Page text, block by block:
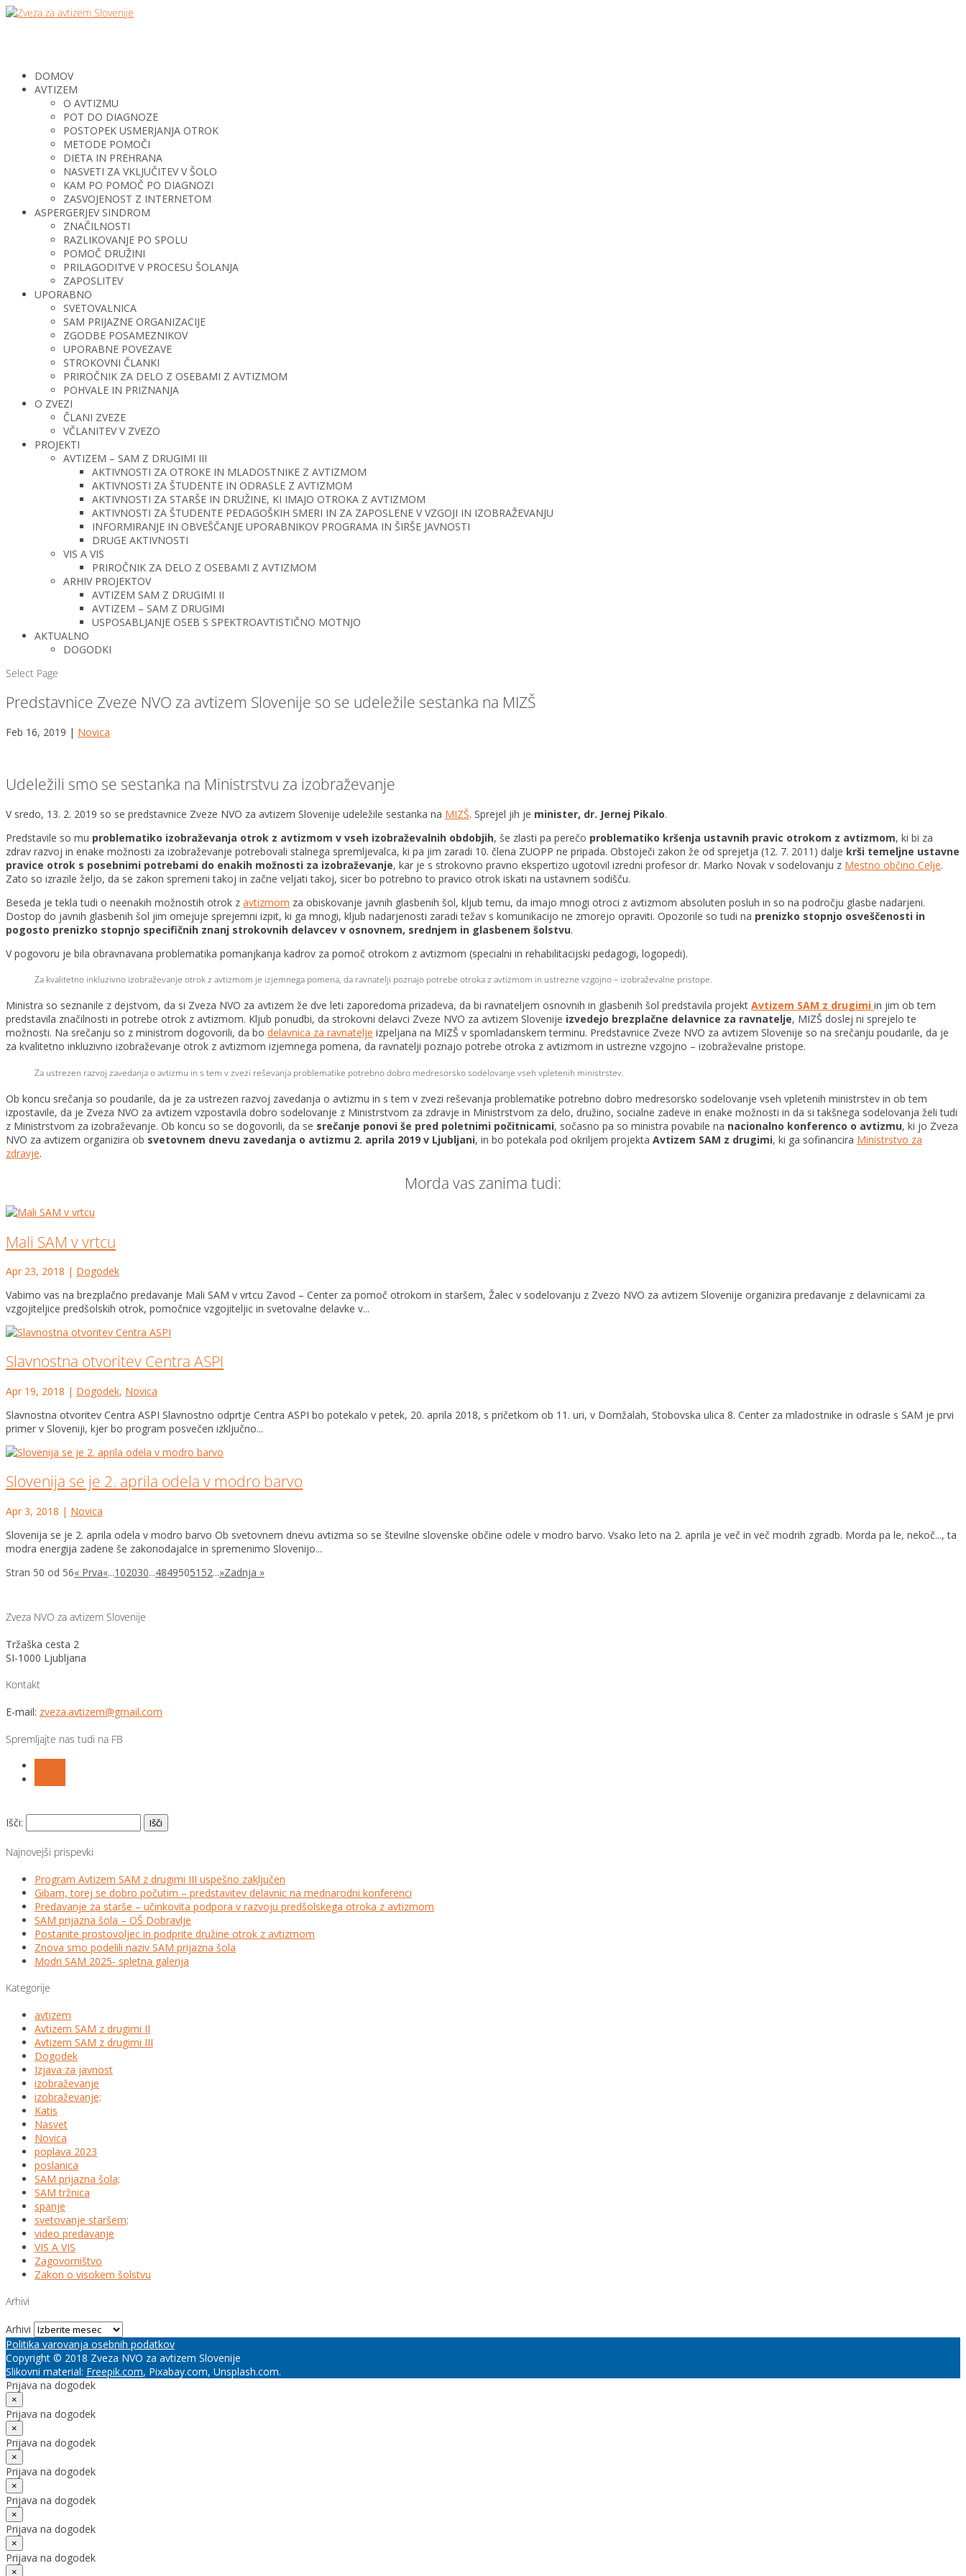
DOMOV
AVTIZEM
O AVTIZMU
POT DO DIAGNOZE
POSTOPEK USMERJANJA OTROK
METODE POMOČI
DIETA IN PREHRANA
NASVETI ZA VKLJUČITEV V ŠOLO
KAM PO POMOČ PO DIAGNOZI
ZASVOJENOST Z INTERNETOM
ASPERGERJEV SINDROM
ZNAČILNOSTI
RAZLIKOVANJE PO SPOLU
POMOČ DRUŽINI
PRILAGODITVE V PROCESU ŠOLANJA
ZAPOSLITEV
UPORABNO
SVETOVALNICA
SAM PRIJAZNE ORGANIZACIJE
ZGODBE POSAMEZNIKOV
UPORABNE POVEZAVE
STROKOVNI ČLANKI
PRIROČNIK ZA DELO Z OSEBAMI Z AVTIZMOM
POHVALE IN PRIZNANJA
O ZVEZI
ČLANI ZVEZE
VČLANITEV V ZVEZO
PROJEKTI
AVTIZEM – SAM Z DRUGIMI III
AKTIVNOSTI ZA OTROKE IN MLADOSTNIKE Z AVTIZMOM
AKTIVNOSTI ZA ŠTUDENTE IN ODRASLE Z AVTIZMOM
AKTIVNOSTI ZA STARŠE IN DRUŽINE, KI IMAJO OTROKA Z AVTIZMOM
AKTIVNOSTI ZA ŠTUDENTE PEDAGOŠKIH SMERI IN ZA ZAPOSLENE V VZGOJI IN IZOBRAŽEVANJU
INFORMIRANJE IN OBVEŠČANJE UPORABNIKOV PROGRAMA IN ŠIRŠE JAVNOSTI
DRUGE AKTIVNOSTI
VIS A VIS
PRIROČNIK ZA DELO Z OSEBAMI Z AVTIZMOM
ARHIV PROJEKTOV
AVTIZEM SAM Z DRUGIMI II
AVTIZEM – SAM Z DRUGIMI
USPOSABLJANJE OSEB S SPEKTROAVTISTIČNO MOTNJO
AKTUALNO
DOGODKI
Select Page
Predstavnice Zveze NVO za avtizem Slovenije so se udeležile sestanka na MIZŠ
Feb 16, 2019 | Novica
Udeležili smo se sestanka na Ministrstvu za izobraževanje
V sredo, 13. 2. 2019 so se predstavnice Zveze NVO za avtizem Slovenije udeležile sestanka na MIZŠ. Sprejel jih je minister, dr. Jernej Pikalo.
Predstavile so mu problematiko izobraževanja otrok z avtizmom v vseh izobraževalnih obdobjih, še zlasti pa perečo problematiko kršenja ustavnih pravic otrokom z avtizmom, ki bi za
zdrav razvoj in enake možnosti za izobraževanje potrebovali stalnega spremljevalca, ki pa jim zaradi 10. člena ZUOPP ne pripada. Obstoječi zakon že od sprejetja (12. 7. 2011) dalje krši temeljne ustavne
pravice otrok s posebnimi potrebami do enakih možnosti za izobraževanje, kar je s strokovno pravno ekspertizo ugotovil izredni profesor dr. Marko Novak v sodelovanju z Mestno občino Celje.
Zato so izrazile željo, da se zakon spremeni takoj in začne veljati takoj, sicer bo potrebno to pravico otrok iskati na ustavnem sodišču.
Beseda je tekla tudi o neenakih možnostih otrok z avtizmom za obiskovanje javnih glasbenih šol, kljub temu, da imajo mnogi otroci z avtizmom absoluten posluh in so na področju glasbe nadarjeni.
Dostop do javnih glasbenih šol jim omejuje sprejemni izpit, ki ga mnogi, kljub nadarjenosti zaradi težav s komunikacijo ne zmorejo opraviti. Opozorile so tudi na prenizko stopnjo osveščenosti in
pogosto prenizko stopnjo specifičnih znanj strokovnih delavcev v osnovnem, srednjem in glasbenem šolstvu.
V pogovoru je bila obravnavana problematika pomanjkanja kadrov za pomoč otrokom z avtizmom (specialni in rehabilitacijski pedagogi, logopedi).
Za kvalitetno inkluzivno izobraževanje otrok z avtizmom je izjemnega pomena, da ravnatelji poznajo potrebe otroka z avtizmom in ustrezne vzgojno – izobraževalne pristope.
Ministra so seznanile z dejstvom, da si Zveza NVO za avtizem že dve leti zaporedoma prizadeva, da bi ravnateljem osnovnih in glasbenih šol predstavila projekt Avtizem SAM z drugimi in jim ob tem
predstavila značilnosti in potrebe otrok z avtizmom. Kljub ponudbi, da strokovni delavci Zveze NVO za avtizem Slovenije izvedejo brezplačne delavnice za ravnatelje, MIZŠ doslej ni sprejelo te
možnosti. Na srečanju so z ministrom dogovorili, da bo delavnica za ravnatelje izpeljana na MIZŠ v spomladanskem terminu. Predstavnice Zveze NVO za avtizem Slovenije so na srečanju poudarile, da je
za kvalitetno inkluzivno izobraževanje otrok z avtizmom izjemnega pomena, da ravnatelji poznajo potrebe otroka z avtizmom in ustrezne vzgojno – izobraževalne pristope.
Za ustrezen razvoj zavedanja o avtizmu in s tem v zvezi reševanja problematike potrebno dobro medresorsko sodelovanje vseh vpletenih ministrstev.
Ob koncu srečanja so poudarile, da je za ustrezen razvoj zavedanja o avtizmu in s tem v zvezi reševanja problematike potrebno dobro medresorsko sodelovanje vseh vpletenih ministrstev in ob tem
izpostavile, da je Zveza NVO za avtizem vzpostavila dobro sodelovanje z Ministrstvom za zdravje in Ministrstvom za delo, družino, socialne zadeve in enake možnosti in da si takšnega sodelovanja želi tudi
z Ministrstvom za izobraževanje. Ob koncu so se dogovorili, da se srečanje ponovi še pred poletnimi počitnicami, sočasno pa so ministra povabile na nacionalno konferenco o avtizmu, ki jo Zveza
NVO za avtizem organizira ob svetovnem dnevu zavedanja o avtizmu 2. aprila 2019 v Ljubljani, in bo potekala pod okriljem projekta Avtizem SAM z drugimi, ki ga sofinancira Ministrstvo za
zdravje.
Morda vas zanima tudi:
Mali SAM v vrtcu
Apr 23, 2018 | Dogodek
Vabimo vas na brezplačno predavanje Mali SAM v vrtcu Zavod – Center za pomoč otrokom in staršem, Žalec v sodelovanju z Zvezo NVO za avtizem Slovenije organizira predavanje z delavnicami za
vzgojiteljice predšolskih otrok, pomočnice vzgojiteljic in svetovalne delavke v...
Slavnostna otvoritev Centra ASPI
Apr 19, 2018 | Dogodek, Novica
Slavnostna otvoritev Centra ASPI Slavnostno odprtje Centra ASPI bo potekalo v petek, 20. aprila 2018, s pričetkom ob 11. uri, v Domžalah, Stobovska ulica 8. Center za mladostnike in odrasle s SAM je prvi
primer v Sloveniji, kjer bo program posvečen izključno...
Slovenija se je 2. aprila odela v modro barvo
Apr 3, 2018 | Novica
Slovenija se je 2. aprila odela v modro barvo Ob svetovnem dnevu avtizma so se številne slovenske občine odele v modro barvo. Vsako leto na 2. aprila je več in več modrih zgradb. Morda pa le, nekoč..., ta
modra energija zadene še zakonodajalce in spremenimo Slovenijo...
Stran 50 od 56« Prva«...102030...48495051 52...»Zadnja »
Zveza NVO za avtizem Slovenije
Tržaška cesta 2
SI-1000 Ljubljana
Kontakt
E-mail: zveza.avtizem@gmail.com
Spremljajte nas tudi na FB
Išči:
Najnovejši prispevki
Program Avtizem SAM z drugimi III uspešno zaključen
Gibam, torej se dobro počutim – predstavitev delavnic na mednarodni konferenci
Predavanje za starše – učinkovita podpora v razvoju predšolskega otroka z avtizmom
SAM prijazna šola – OŠ Dobravlje
Postanite prostovoljec in podprite družine otrok z avtizmom
Znova smo podelili naziv SAM prijazna šola
Modri SAM 2025- spletna galerija
Kategorije
avtizem
Avtizem SAM z drugimi II
Avtizem SAM z drugimi III
Dogodek
Izjava za javnost
izobraževanje
izobraževanje;
Katis
Nasvet
Novica
poplava 2023
poslanica
SAM prijazna šola;
SAM tržnica
spanje
svetovanje staršem;
video predavanje
VIS A VIS
Zagovorništvo
Zakon o visokem šolstvu
Arhivi
Arhivi
Politika varovanja osebnih podatkov
Copyright © 2018 Zveza NVO za avtizem Slovenije
Slikovni material: Freepik.com, Pixabay.com, Unsplash.com.
Prijava na dogodek
×
Prijava na dogodek
×
Prijava na dogodek
×
Prijava na dogodek
×
Prijava na dogodek
×
Prijava na dogodek
×
Prijava na dogodek
×